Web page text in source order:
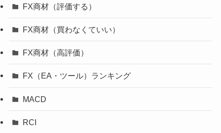
FX商材（評価する）
FX商材（買わなくていい）
FX商材（高評価）
FX（EA・ツール）ランキング
MACD
RCI